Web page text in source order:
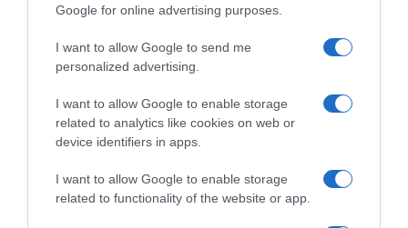
Google for online advertising purposes.
I want to allow Google to send me
personalized advertising.
I want to allow Google to enable storage
related to analytics like cookies on web or
device identifiers in apps.
I want to allow Google to enable storage
related to functionality of the website or app.
Email*